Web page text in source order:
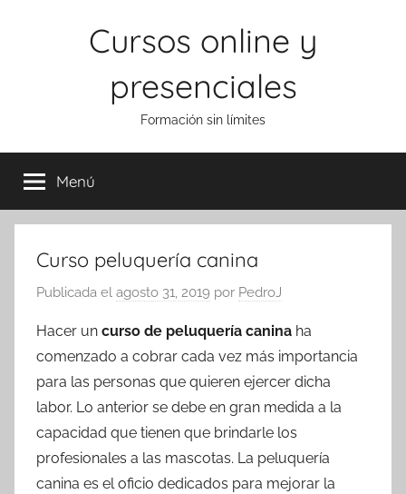
Cursos online y
presenciales
Formación sin límites
Menú
Curso peluquería canina
Publicada el agosto 31, 2019 por PedroJ
Hacer un curso de peluquería canina ha
comenzado a cobrar cada vez más importancia
para las personas que quieren ejercer dicha
labor. Lo anterior se debe en gran medida a la
capacidad que tienen que brindarle los
profesionales a las mascotas. La peluquería
canina es el oficio dedicados para mejorar la